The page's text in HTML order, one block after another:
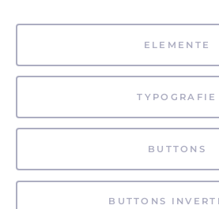
ELEMENTE
TYPOGRAFIE
BUTTONS
BUTTONS